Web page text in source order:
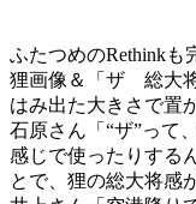
ふたつめのRethinkも
狸画像＆「ザ 総大
はみ出た大きさで置
石原さん「“ザ”って
感じで使ったりする
とで、狸の総大将感